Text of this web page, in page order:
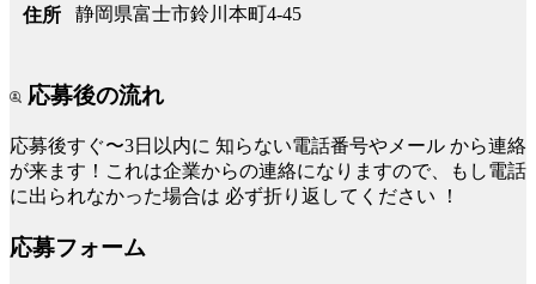
住所 静岡県富士市鈴川本町4-45
応募後の流れ
応募後すぐ〜3日以内に 知らない電話番号やメール から連絡
が来ます！これは企業からの連絡になりますので、もし電話
に出られなかった場合は 必ず折り返してください ！
応募フォーム